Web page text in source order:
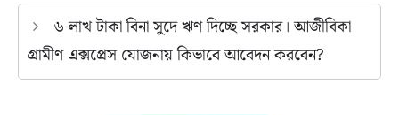
৬ লাখ টাকা বিনা সুদে ঋণ দিচ্ছে সরকার। আজীবিকা
গ্রামীণ এক্সপ্রেস যোজনায় কিভাবে আবেদন করবেন?